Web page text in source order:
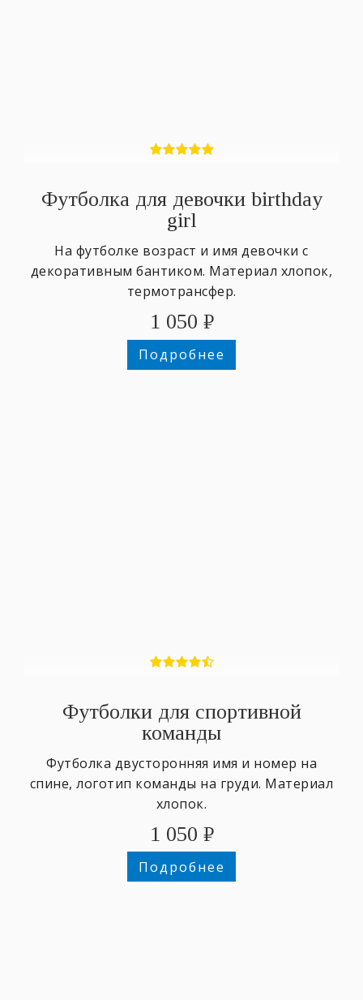
Футболка для девочки birthday
girl
На футболке возраст и имя девочки с
декоративным бантиком. Материал хлопок,
термотрансфер.
1 050 ₽
Подробнее
Футболки для спортивной
команды
Футболка двусторонняя имя и номер на
спине, логотип команды на груди. Материал
хлопок.
1 050 ₽
Подробнее